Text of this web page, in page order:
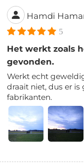
Hamdi
5
Het werkt zoals
gevonden.
Werkt echt
draait niet, dus er
fabrikanten.